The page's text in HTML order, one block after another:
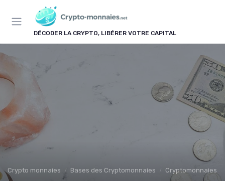
DÉCODER LA CRYPTO, LIBÉRER VOTRE CAPITAL
Crypto monnaies Bases des Cryptomonnaies Cryptomonnaies
Panneau de gestion des cookies